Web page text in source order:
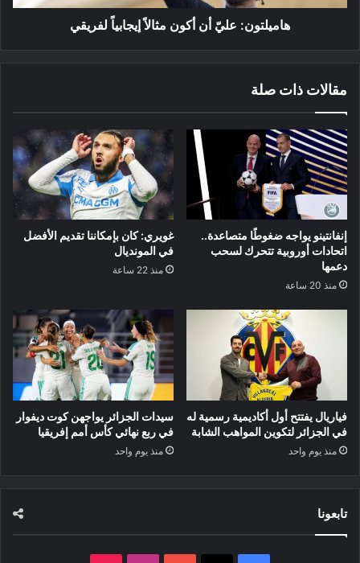
هاميلتون: عليّ أن أكون مثالاً إيجابياً لفريقي
مقالات ذات صلة
إنفانتينو يواجه ضغوطًا متصاعدة..
اتحادات أوروبية تتحرك لسحب
دعمها
منذ 20 ساعة
غويري: كان بإمكاننا تقديم الأفضل
في المونديال
منذ 22 ساعة
فياريال يفتتح أول أكاديمية رسمية له
في الجزائر لتكوين المواهب الشابة
منذ يوم واحد
سيدات الجزائر يواجهن كوت ديفوار
في ربع نهائي كأس أمم إفريقيا
منذ يوم واحد
تابعونا